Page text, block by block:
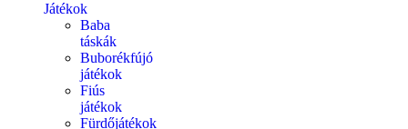
Játékok
Baba
táskák
Buborékfújó
játékok
Fiús
játékok
Fürdőjátékok